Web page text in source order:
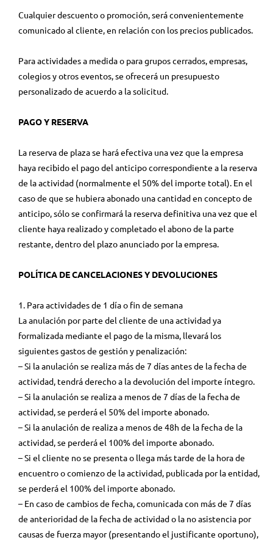
Cualquier descuento o promoción, será convenientemente
comunicado al cliente, en relación con los precios publicados.
Para actividades a medida o para grupos cerrados, empresas,
colegios y otros eventos, se ofrecerá un presupuesto
personalizado de acuerdo a la solicitud.
PAGO Y RESERVA
La reserva de plaza se hará efectiva una vez que la empresa
haya recibido el pago del anticipo correspondiente a la reserva
de la actividad (normalmente el 50% del importe total). En el
caso de que se hubiera abonado una cantidad en concepto de
anticipo, sólo se confirmará la reserva definitiva una vez que el
cliente haya realizado y completado el abono de la parte
restante, dentro del plazo anunciado por la empresa.
POLÍTICA DE CANCELACIONES Y DEVOLUCIONES
1. Para actividades de 1 día o fin de semana
La anulación por parte del cliente de una actividad ya
formalizada mediante el pago de la misma, llevará los
siguientes gastos de gestión y penalización:
– Si la anulación se realiza más de 7 días antes de la fecha de
actividad, tendrá derecho a la devolución del importe íntegro.
– Si la anulación se realiza a menos de 7 días de la fecha de
actividad, se perderá el 50% del importe abonado.
– Si la anulación de realiza a menos de 48h de la fecha de la
actividad, se perderá el 100% del importe abonado.
– Si el cliente no se presenta o llega más tarde de la hora de
encuentro o comienzo de la actividad, publicada por la entidad,
se perderá el 100% del importe abonado.
– En caso de cambios de fecha, comunicada con más de 7 días
de anterioridad de la fecha de actividad o la no asistencia por
causas de fuerza mayor (presentando el justificante oportuno),